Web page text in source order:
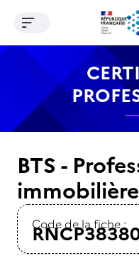
Contenu Recherche
Ouvrir le menu de
BTS -
Code de la fiche :